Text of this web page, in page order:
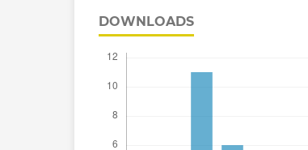
DOWNLOADS